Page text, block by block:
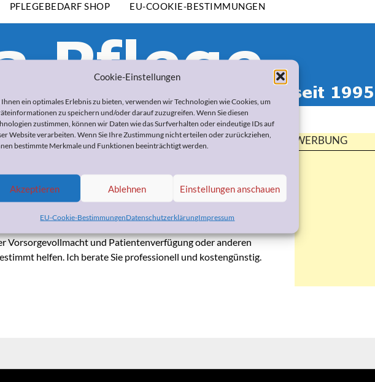
Cookie-Einstellungen
Ihnen ein optimales Erlebnis zu bieten, verwenden wir Technologien wie Cookies, um
zu speichern und/oder darauf zuzugreifen. Wenn Sie diesen
zustimmen, können wir Daten wie das Surfverhalten oder eindeutige IDs auf
Website verarbeiten. Wenn Sie Ihre Zustimmung nicht erteilen oder zurückziehen,
bestimmte Merkmale und Funktionen beeinträchtigt werden.
Akzeptieren Ablehnen Einstellungen anschauen
EU-Cookie-BestimmungenDatenschutzerklärungImpressum
PFLEGEBEDARF SHOP EU-COOKIE-BESTIMMUNGEN
Andreas Scheuer
Juni 2018byHeike Bohnes
zur Organisation der häuslichen Pflege, zum Umgang
Vorsorgevollmacht und Patientenverfügung oder anderen
helfen. Ich berate Sie professionell und kostengünstig.
WERBUNG